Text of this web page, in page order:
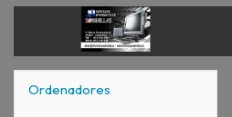
Ordenadores